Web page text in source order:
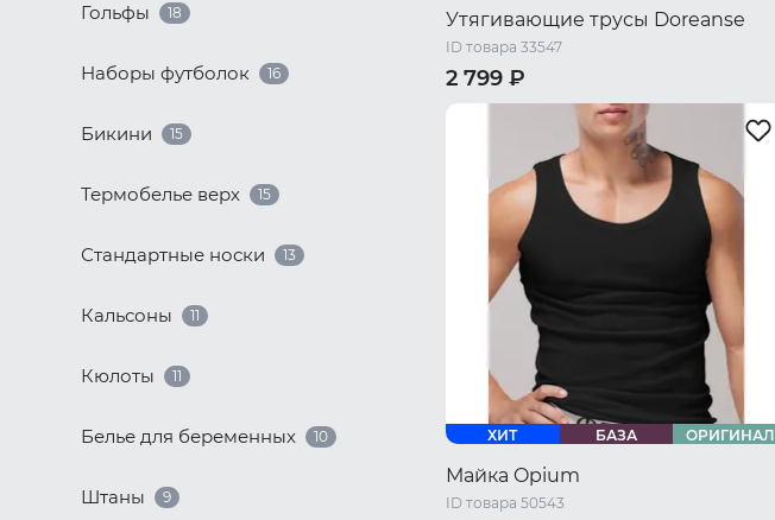
Гольфы 18
Наборы футболок 16
Бикини 15
Термобелье верх 15
Стандартные носки 13
Кальсоны 11
Кюлоты 11
Белье для беременных 10
Штаны 9
Утягивающие трусы Doreanse
ID товара 33547
2 799 ₽
42 RU / S 44 RU / M
50 RU / XL
52 RU / XXL
54 RU / XXXL
ХИТ БАЗА ОРИГИНАЛ
Майка Opium
ID товара 50543